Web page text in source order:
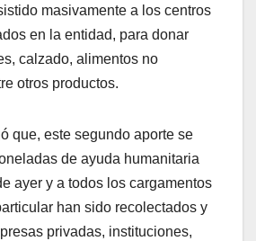
masivamente a los centros
en la entidad, para donar
calzado, alimentos no
otros productos.
que, este segundo aporte se
de ayuda humanitaria
ayer y a todos los cargamentos
han sido recolectados y
privadas, instituciones,